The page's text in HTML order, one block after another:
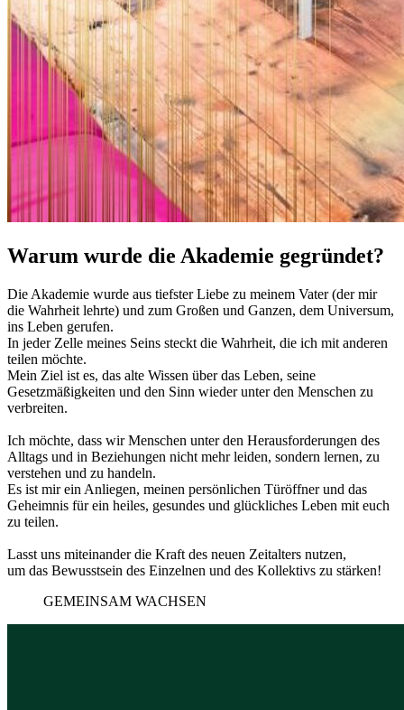
Warum wurde die Akademie gegründet?
Die Akademie wurde aus tiefster Liebe zu meinem Vater (der mir
die Wahrheit lehrte) und zum Großen und Ganzen, dem Universum,
ins Leben gerufen.
In jeder Zelle meines Seins steckt die Wahrheit, die ich mit anderen
teilen möchte.
Mein Ziel ist es, das alte Wissen über das Leben, seine
Gesetzmäßigkeiten und den Sinn wieder unter den Menschen zu
verbreiten.
Ich möchte, dass wir Menschen unter den Herausforderungen des
Alltags und in Beziehungen nicht mehr leiden, sondern lernen, zu
verstehen und zu handeln.
Es ist mir ein Anliegen, meinen persönlichen Türöffner und das
Geheimnis für ein heiles, gesundes und glückliches Leben mit euch
zu teilen.
Lasst uns miteinander die Kraft des neuen Zeitalters nutzen,
um das Bewusstsein des Einzelnen und des Kollektivs zu stärken!
GEMEINSAM WACHSEN